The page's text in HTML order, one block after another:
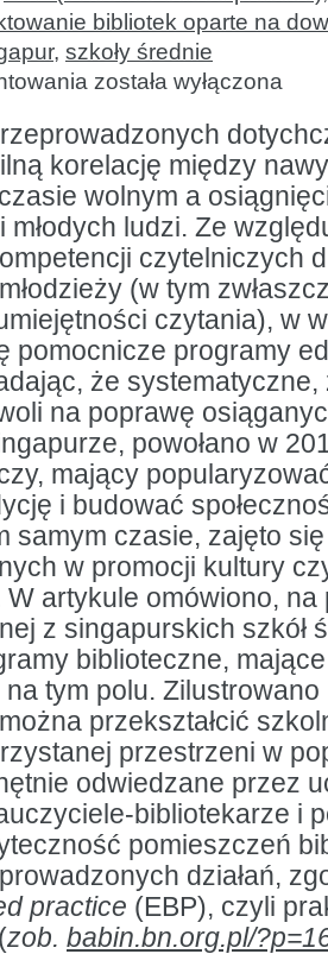
bibliotek oparte na
, szkoły średnie
Biblioteki
szkolne
czytania:
studium
przypadku
Singapuru
została wyłączona
korelację między
wolnym a
młodych ludzi. Ze
czytelniczych
(w tym
czytania), w
pomocnicze programy
że
na poprawę
powołano w
mający
i budować
samym czasie, zajęto
w promocji kultury
W artykule omówiono,
z singapurskich szkół
biblioteczne,
tym polu. Zilustrowano
przekształcić
przestrzeni w
odwiedzane przez
bibliotekarze i
pomieszczeń
działań,
practice (EBP), czyli
zob. babin.bn.org.pl/